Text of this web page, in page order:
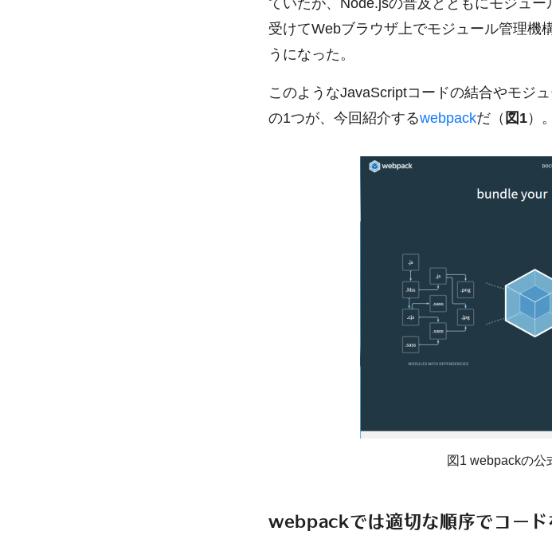
受けてWebブラウザ上でモジュール管理機
うになった。
このようなJavaScriptコードの結合やモジ
の1つが、今回紹介するwebpackだ（ 図1）。
図1 webpackの公
webpackでは適切な順序でコード